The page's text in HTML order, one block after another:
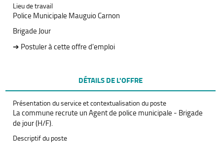
Lieu de travail
Police Municipale Mauguio Carnon
Brigade Jour
➔ Postuler à cette offre d'emploi
DÉTAILS DE L'OFFRE
Présentation du service et contextualisation du poste
La commune recrute un Agent de police municipale - Brigade
de jour (H/F).
Descriptif du poste